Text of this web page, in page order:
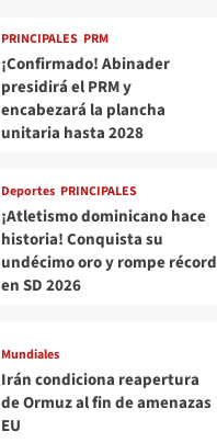
PRINCIPALES PRM
¡Confirmado! Abinader
presidirá el PRM y
encabezará la plancha
unitaria hasta 2028
Deportes PRINCIPALES
¡Atletismo dominicano hace
historia! Conquista su
undécimo oro y rompe récord
en SD 2026
Mundiales
Irán condiciona reapertura
de Ormuz al fin de amenazas
EU